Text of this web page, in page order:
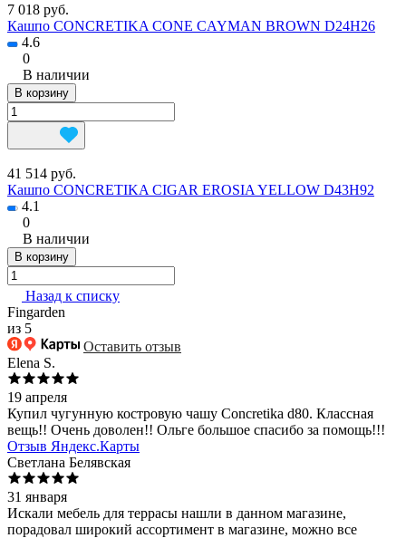
7 018 руб.
Кашпо CONCRETIKA CONE CAYMAN BROWN D24H26
4.6
0
В наличии
В корзину
41 514 руб.
Кашпо CONCRETIKA CIGAR EROSIA YELLOW D43H92
4.1
0
В наличии
В корзину
Назад к списку
Fingarden
из 5
Оставить отзыв
Elena S.
19 апреля
Купил чугунную костровую чашу Concretika d80. Классная
вещь!! Очень доволен!! Ольге большое спасибо за помощь!!!
Отзыв Яндекс.Карты
Светлана Белявская
31 января
Искали мебель для террасы нашли в данном магазине,
порадовал широкий ассортимент в магазине, можно все